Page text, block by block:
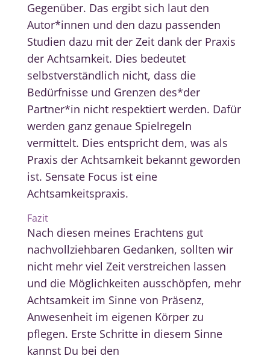
Gegenüber. Das ergibt sich laut den
Autor*innen und den dazu passenden
Studien dazu mit der Zeit dank der Praxis
der Achtsamkeit. Dies bedeutet
selbstverständlich nicht, dass die
Bedürfnisse und Grenzen des*der
Partner*in nicht respektiert werden. Dafür
werden ganz genaue Spielregeln
vermittelt. Dies entspricht dem, was als
Praxis der Achtsamkeit bekannt geworden
ist. Sensate Focus ist eine
Achtsamkeitspraxis.
Fazit
Nach diesen meines Erachtens gut
nachvollziehbaren Gedanken, sollten wir
nicht mehr viel Zeit verstreichen lassen
und die Möglichkeiten ausschöpfen, mehr
Achtsamkeit im Sinne von Präsenz,
Anwesenheit im eigenen Körper zu
pflegen. Erste Schritte in diesem Sinne
kannst Du bei den